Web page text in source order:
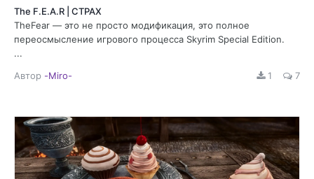
The F.E.A.R | СТРАХ
TheFear — это не просто модификация, это полное
переосмысление игрового процесса Skyrim Special Edition.
...
Автор -Miro- 1 7